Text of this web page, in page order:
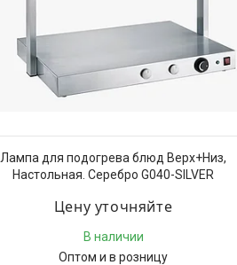
Лампа для подогрева блюд Верх+Низ,
Настольная. Серебро G040-SILVER
Цену уточняйте
В наличии
Оптом и в розницу